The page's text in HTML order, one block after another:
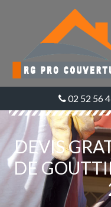
02 52 56
DEVIS
DE